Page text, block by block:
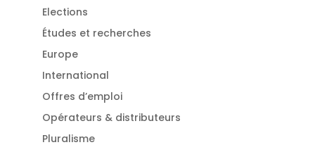
Elections
Études et recherches
Europe
International
Offres d’emploi
Opérateurs & distributeurs
Pluralisme